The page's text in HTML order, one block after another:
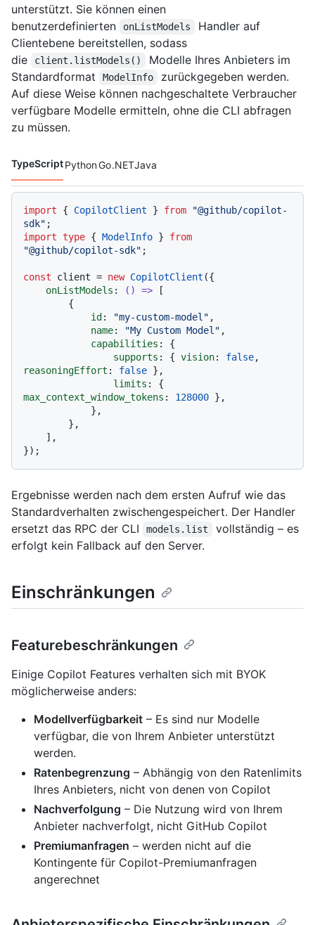
unterstützt. Sie können einen
benutzerdefinierten
onListModels
Handler auf
Clientebene bereitstellen, sodass
die
client.listModels()
Modelle Ihres Anbieters im
Standardformat
ModelInfo
zurückgegeben werden.
Auf diese Weise können nachgeschaltete Verbraucher
verfügbare Modelle ermitteln, ohne die CLI abfragen
zu müssen.
Codesprachen navigation
TypeScriptPythonGo.NETJava
import { CopilotClient } from
"@github/copilot-
sdk"
import type { ModelInfo } from
"@github/copilot-sdk" ;
const client = new CopilotClient ({
onListModels : () => [
id : "my-custom-model" ,
name: "My Custom Model" ,
capabilities : {
supports : { vision: false
reasoningEffort : false },
limits
max_context_window_tokens : 128000 },
Ergebnisse werden nach dem ersten Aufruf wie das
Standardverhalten zwischengespeichert. Der Handler
ersetzt das RPC der CLI
models.list
vollständig – es
erfolgt kein Fallback auf den Server.
Einschränkungen
Featurebeschränkungen
Einige Copilot Features verhalten sich mit BYOK
möglicherweise anders:
Modellverfügbarkeit – Es sind nur Modelle
verfügbar, die von Ihrem Anbieter unterstützt
werden.
Ratenbegrenzung – Abhängig von den Ratenlimits
Ihres Anbieters, nicht von denen von Copilot
Nachverfolgung – Die Nutzung wird von Ihrem
Anbieter nachverfolgt, nicht GitHub Copilot
Premiumanfragen – werden nicht auf die
Kontingente für Copilot-Premiumanfragen
angerechnet